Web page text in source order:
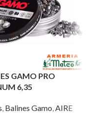
GAMO PRO
6,35
Balines Gamo AIRE